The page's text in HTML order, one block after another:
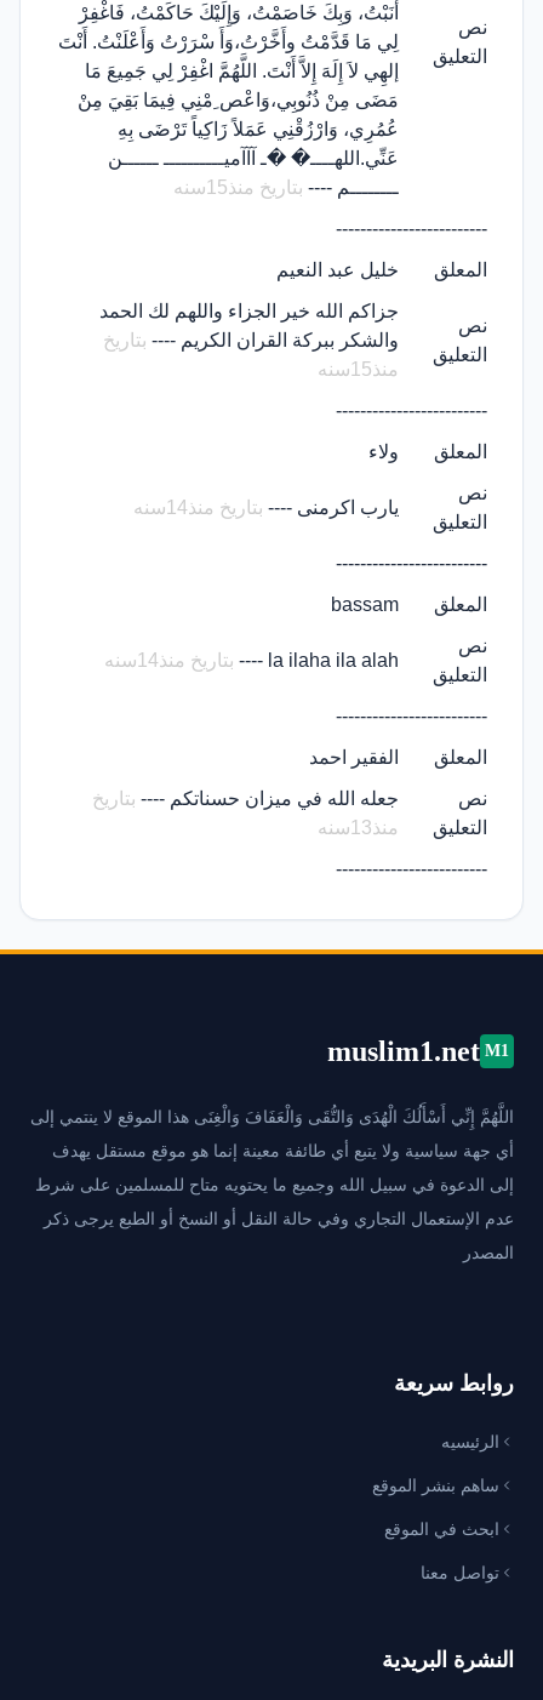
نص
التعليق
أنَبْتُ، وَبِكَ خَاصَمْتُ، وَإِلَيْكَ حَاكَمْتُ، فَاغْفِرْ
لِي مَا قَدَّمْتُ وأَخَّرْتُ،وَأَ سْرَرْتُ وَأَعْلَنْتُ. أَنْتَ
إلهِي لاَ إِلَهَ إِلاَّ أَنْتَ. اللَّهُمَّ اغْفِرْ لِي جَمِيعَ مَا
مَضَى مِنْ ذُنُوبِي،وَاعْص ِمْنِي فِيمَا بَقِيَ مِنْ
عُمُرِي، وَارْزُقْنِي عَمَلاً زَاكِياً تَرْضَى بِهِ
عَنِّي.اللهــــ� �ـ آآآميــــــــــ ــــــن
ــــــــم ---- بتاريخ منذ15سنه
-------------------------
المعلق
خليل عبد النعيم
نص
التعليق
جزاكم الله خير الجزاء واللهم لك الحمد
والشكر ببركة القران الكريم ---- بتاريخ
منذ15سنه
-------------------------
المعلق
ولاء
نص
التعليق
يارب اكرمنى ---- بتاريخ منذ14سنه
-------------------------
المعلق
bassam
نص
التعليق
la ilaha ila alah ---- بتاريخ منذ14سنه
-------------------------
المعلق
الفقير احمد
نص
التعليق
جعله الله في ميزان حسناتكم ---- بتاريخ
منذ13سنه
-------------------------
M1
muslim1.net
اللَّهُمَّ إِنِّي أَسْأَلُكَ الْهُدَى وَالتُّقَى وَالْعَفَافَ وَالْغِنَى هذا الموقع لا ينتمي إلى
أي جهة سياسية ولا يتبع أي طائفة معينة إنما هو موقع مستقل يهدف
إلى الدعوة في سبيل الله وجميع ما يحتويه متاح للمسلمين على شرط
عدم الإستعمال التجاري وفي حالة النقل أو النسخ أو الطبع يرجى ذكر
المصدر
روابط سريعة
الرئيسيه
ساهم بنشر الموقع
ابحث في الموقع
تواصل معنا
النشرة البريدية